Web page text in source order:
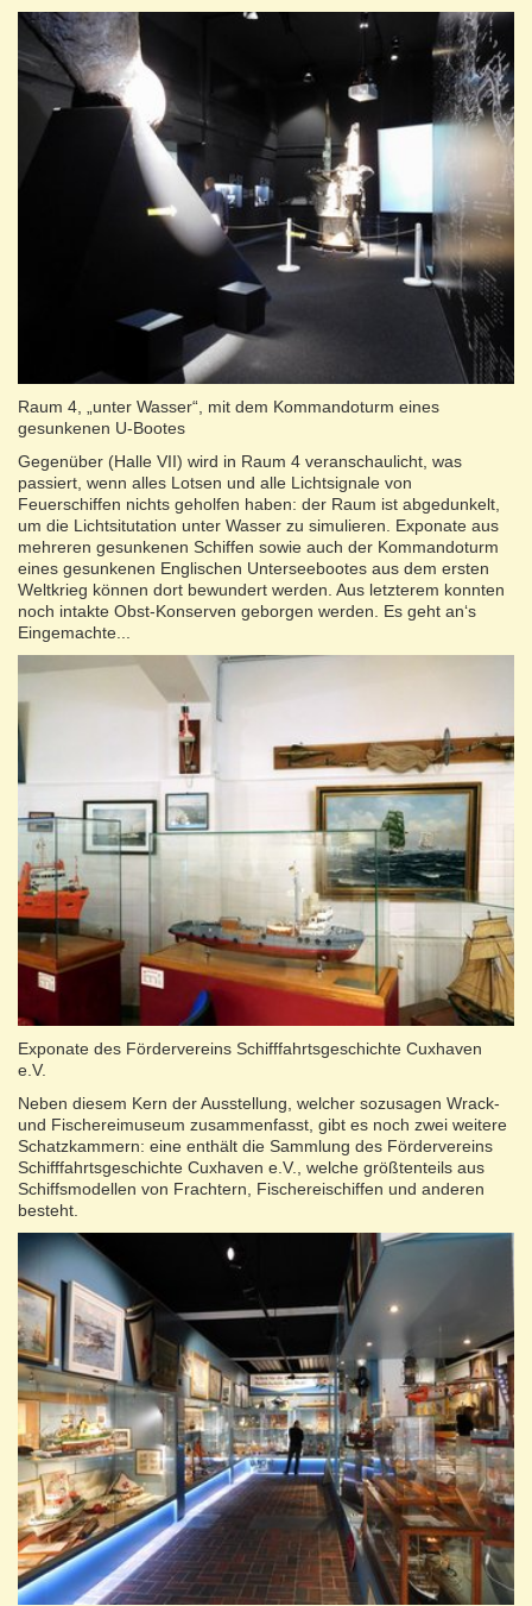
Raum 4, „unter Wasser“, mit dem Kommandoturm eines
gesunkenen U-Bootes
Gegenüber (Halle VII) wird in Raum 4 veranschaulicht, was
passiert, wenn alles Lotsen und alle Lichtsignale von
Feuerschiffen nichts geholfen haben: der Raum ist abgedunkelt,
um die Lichtsitutation unter Wasser zu simulieren. Exponate aus
mehreren gesunkenen Schiffen sowie auch der Kommandoturm
eines gesunkenen Englischen Unterseebootes aus dem ersten
Weltkrieg können dort bewundert werden. Aus letzterem konnten
noch intakte Obst-Konserven geborgen werden. Es geht an‘s
Eingemachte...
Exponate des Fördervereins Schifffahrtsgeschichte Cuxhaven
e.V.
Neben diesem Kern der Ausstellung, welcher sozusagen Wrack-
und Fischereimuseum zusammenfasst, gibt es noch zwei weitere
Schatzkammern: eine enthält die Sammlung des Fördervereins
Schifffahrtsgeschichte Cuxhaven e.V., welche größtenteils aus
Schiffsmodellen von Frachtern, Fischereischiffen und anderen
besteht.